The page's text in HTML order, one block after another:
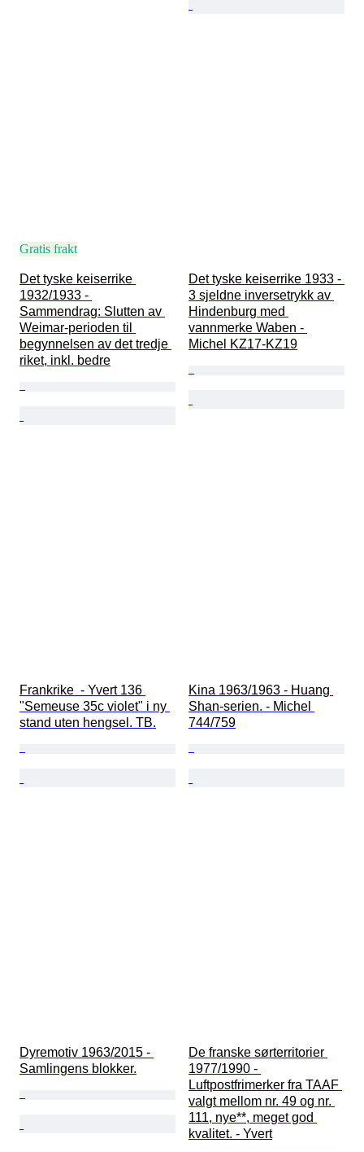
Gratis frakt
Det tyske keiserrike
1932/1933 -
Sammendrag: Slutten av
Weimar-perioden til
begynnelsen av det tredje
riket, inkl. bedre
Det tyske keiserrike 1933 -
3 sjeldne inversetrykk av
Hindenburg med
vannmerke Waben -
Michel KZ17-KZ19
Frankrike  - Yvert 136
"Semeuse 35c violet" i ny
stand uten hengsel. TB.
Kina 1963/1963 - Huang
Shan-serien. - Michel
744/759
Dyremotiv 1963/2015 -
Samlingens blokker.
De franske sørterritorier
1977/1990 -
Luftpostfrimerker fra TAAF
valgt mellom nr. 49 og nr.
111, nye**, meget god
kvalitet. - Yvert